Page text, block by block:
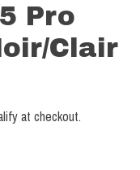
Pro
Clair
at checkout.